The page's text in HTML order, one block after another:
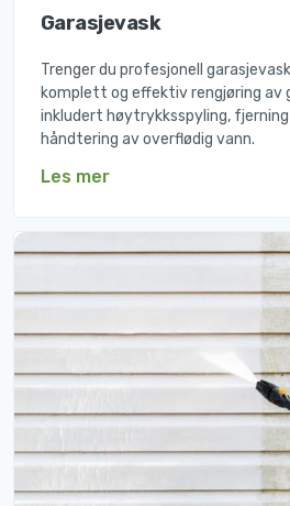
Garasjevask
Trenger du profesjonell
komplett og effektiv rengjøring av
inkludert høytrykksspyling,
håndtering av overflødig vann.
Les mer